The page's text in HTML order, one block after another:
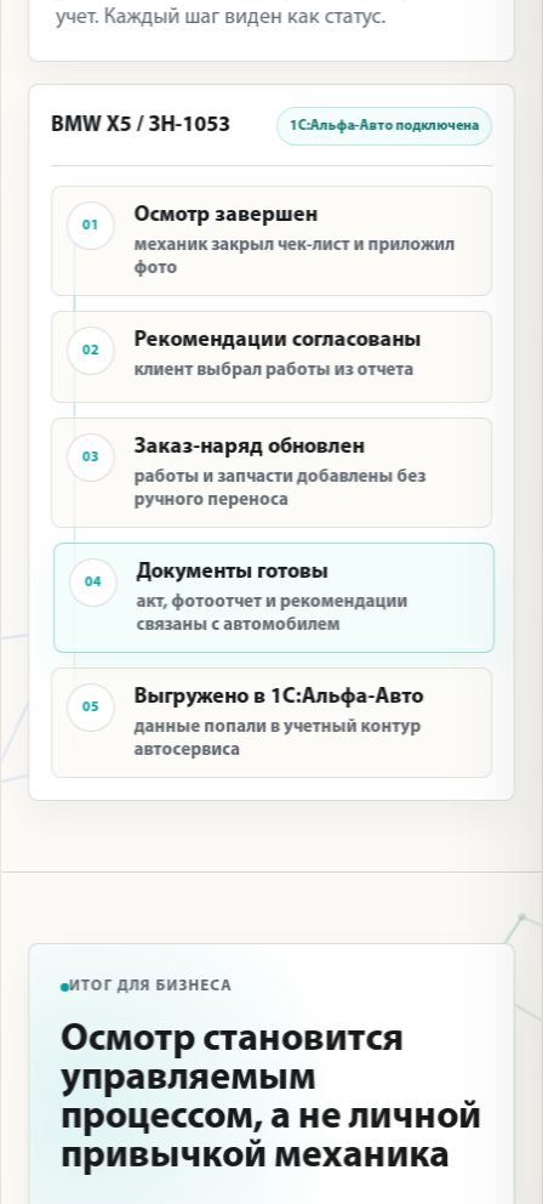
учет. Каждый шаг виден как статус.
BMW X5 / ЗН-1053 1С:Альфа-Авто подключена
01 Осмотр завершен
механик закрыл чек-лист и приложил
фото
02 Рекомендации согласованы
клиент выбрал работы из отчета
03 Заказ-наряд обновлен
работы и запчасти добавлены без
ручного переноса
04 Документы готовы
акт, фотоотчет и рекомендации
связаны с автомобилем
05 Выгружено в 1С:Альфа-Авто
данные попали в учетный контур
автосервиса
ИТОГ ДЛЯ БИЗНЕСА
Осмотр становится
управляемым
процессом, а не личной
привычкой механика